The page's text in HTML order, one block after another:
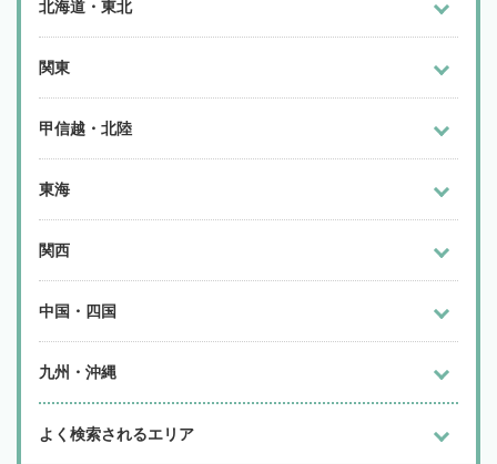
北海道・東北
関東
甲信越・北陸
東海
関西
中国・四国
九州・沖縄
よく検索されるエリア